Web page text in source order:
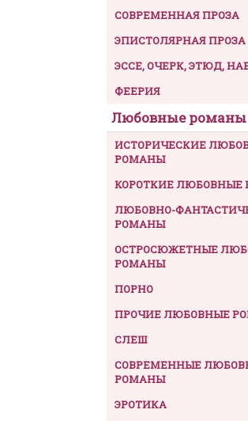
СОВРЕМЕННАЯ ПРОЗА
ЭПИСТОЛЯРНАЯ ПРОЗА
ЭССЕ, ОЧЕРК, ЭТЮД,
ФЕЕРИЯ
Любовные романы
ИСТОРИЧЕСКИЕ
РОМАНЫ
КОРОТКИЕ ЛЮБОВНЫЕ
ЛЮБОВНО-
РОМАНЫ
ОСТРОСЮЖЕТНЫЕ
РОМАНЫ
ПОРНО
ПРОЧИЕ ЛЮБОВНЫЕ
СЛЕШ
СОВРЕМЕННЫЕ
РОМАНЫ
ЭРОТИКА